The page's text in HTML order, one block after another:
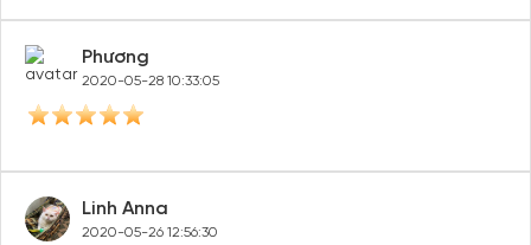
Phương
2020-05-28 10:33:05
Linh Anna
2020-05-26 12:56:30